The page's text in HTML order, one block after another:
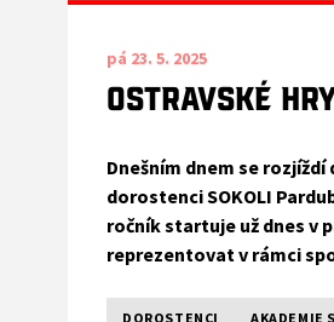
pá 23. 5. 2025
Ostravské
Dnešním dnem se
dorostenci SOKOLI
ročník startuje už dnes v
reprezentovat v rámci
DOROSTENCI AKADEMIE